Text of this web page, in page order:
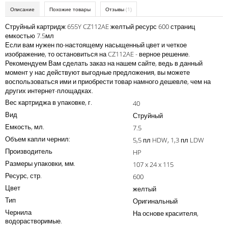
Kodak
Konica Minolta
Kyocera
Lexmark
OKI
Panasonic
Samsung
Sharp
Toshiba
Для франкировальной машины
Ленточные картриджи
Описание Похожие товары Отзывы (1)
Струйный картридж 655Y CZ112AE желтый ресурс 600 страниц
емкостью 7.5мл
Если вам нужен по-настоящему насыщенный цвет и четкое
изображение, то остановиться на CZ112AE - верное решение.
Рекомендуем Вам сделать заказ на нашем сайте, ведь в данный
момент у нас действуют выгодные предложения, вы можете
воспользоваться ими и приобрести товар намного дешевле, чем на
других интернет-площадках.
Вес картриджа в упаковке, г.
40
Вид
Струйный
Емкость, мл.
7.5
Объем капли чернил:
5,5 пл HDW, 1,3 пл LDW
Производитель
HP
Размеры упаковки, мм.
107 x 24 x 115
Ресурс, стр.
600
Цвет
желтый
Тип
Оригинальный
Чернила
На основе красителя,
водорастворимые.